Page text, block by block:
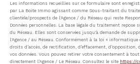
Les informations recueillies sur ce formulaire sont
par La Boite Immo agissant comme Sous-traitant du
clientèle/prospects de l'Agence / du Réseau qui reste
Données personnelles. La base légale du traitement repose
du Réseau. Elles sont conservées jusqu'à demande de
l'Agence / au Réseau. Conformément à la loi «
droits d’accès, de rectification, d’effacement,
vos données. Vous pouvez retirer votre consentement à
directement l’Agence / Le Réseau. Consultez le site https://